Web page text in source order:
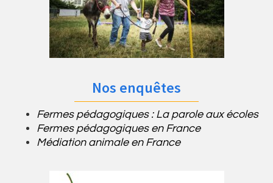
Nos enquêtes
Fermes pédagogiques : La parole aux écoles
Fermes pédagogiques en France
Médiation animale en France